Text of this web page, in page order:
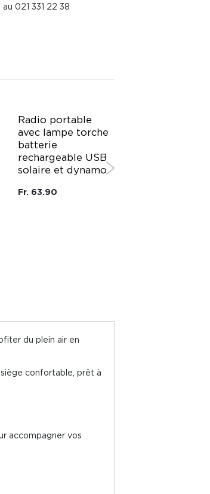
au 021 331 22 38
Radio portable
avec lampe torche
batterie
rechargeable USB
solaire et dynamo
Fr. 63.90
du plein air en
confortable, prêt à
accompagner vos